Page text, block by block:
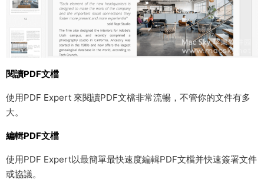
閱讀PDF文檔
使用PDF Expert 來閱讀PDF文檔非常流暢，不管你的文件有多
大。
編輯PDF文檔
使用PDF Expert以最簡單最快速度編輯PDF文檔并快速簽署文件
或協議。